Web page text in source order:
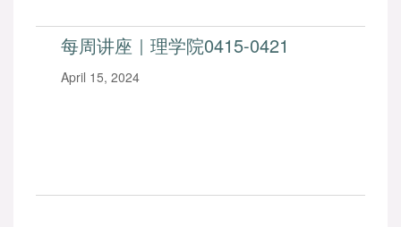
每周讲座｜理学院0415-0421
April 15, 2024